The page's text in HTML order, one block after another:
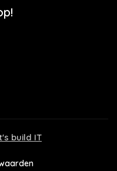
build IT